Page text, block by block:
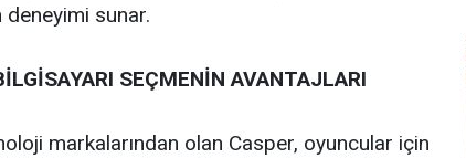
sunar.
SEÇMENİN AVANTAJLARI
markalarından olan Casper, oyuncular için